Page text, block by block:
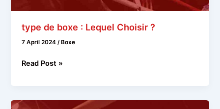
type de boxe : Lequel Choisir ?
7 April 2024/ Boxe
type
:
Read Post »